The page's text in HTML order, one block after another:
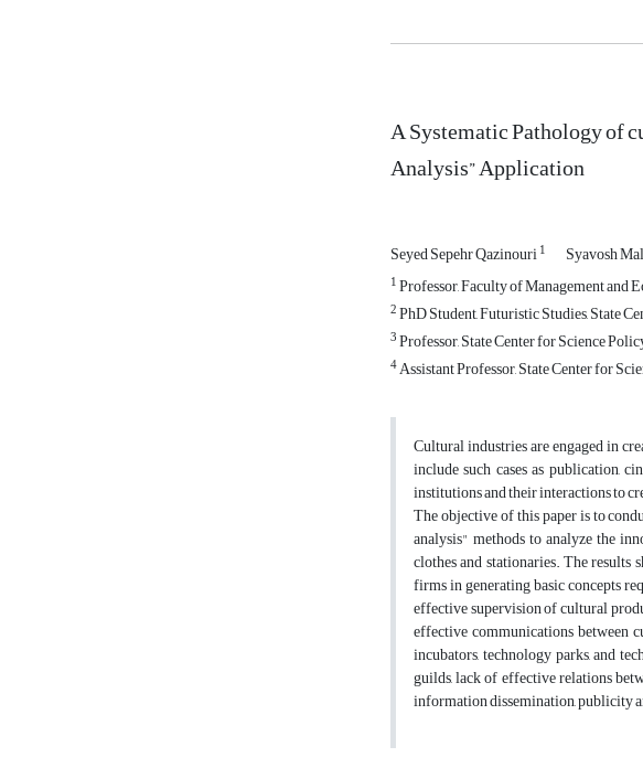
A Systematic Pathology of
Analysis” Application
Seyed Sepehr Qazinouri1 Syavosh
1Professor, Faculty of Management and
2PhD Student, Futuristic Studies, State
3Professor, State Center for Science
4Assistant Professor, State Center for
Cultural industries are engaged in
include such cases as publication,
institutions and their interactions to
The objective of this paper is to
analysis" methods to analyze the
clothes and stationaries. The
firms in generating basic concepts
effective supervision of cultural
effective communications between
incubators, technology parks, and
guilds, lack of effective relations
information dissemination, publicity